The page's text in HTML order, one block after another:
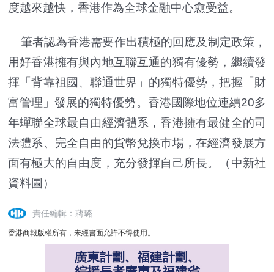
度越來越快，香港作為全球金融中心愈受益。
筆者認為香港需要作出積極的回應及制定政策，
用好香港擁有與內地互聯互通的獨有優勢，繼續發
揮「背靠祖國、聯通世界」的獨特優勢，把握「財
富管理」發展的獨特優勢。香港國際地位連續20多
年蟬聯全球最自由經濟體系，香港擁有最健全的司
法體系、完全自由的貨幣兌換市場，在經濟發展方
面有極大的自由度，充分發揮自己所長。（中新社
資料圖）
責任編輯：蔣璐
香港商報版權所有，未經書面允許不得使用。